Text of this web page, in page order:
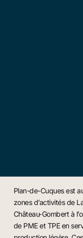
Plan-de-Cuques est
zones d’activités de
Château-Gombert à
de PME et TPE en